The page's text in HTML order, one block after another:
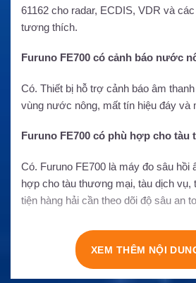
61162 cho radar, ECDIS, VDR và
tương thích.
Furuno FE700 có cảnh báo nước
Có. Thiết bị hỗ trợ cảnh báo âm
vùng nước nông, mất tín hiệu đáy và
Furuno FE700 có phù hợp cho
Có. Furuno FE700 là máy đo sâu hồi
hợp cho tàu thương mại, tàu dịch vụ,
tiện hàng hải cần theo dõi độ sâu an
XEM THÊM NỘI